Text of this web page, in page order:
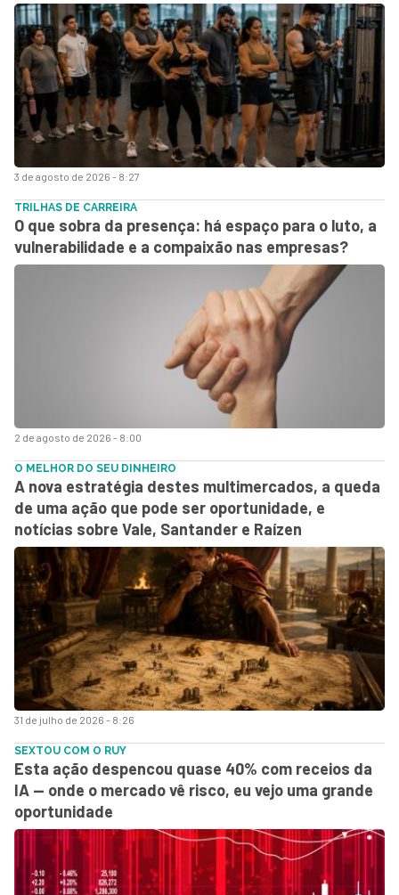
3 de agosto de 2026 - 8:27
2 de agosto de 2026 - 8:00
TRILHAS DE CARREIRA
O que sobra da presença: há espaço para o luto, a
vulnerabilidade e a compaixão nas empresas?
31 de julho de 2026 - 8:26
O MELHOR DO SEU DINHEIRO
A nova estratégia destes multimercados, a queda
de uma ação que pode ser oportunidade, e
notícias sobre Vale, Santander e Raízen
SEXTOU COM O RUY
Esta ação despencou quase 40% com receios da
IA — onde o mercado vê risco, eu vejo uma grande
oportunidade